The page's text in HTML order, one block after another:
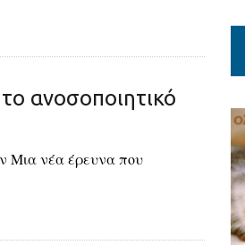
ανοσοποιητικό
Μια νέα έρευνα που